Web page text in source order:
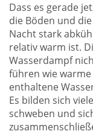
Dass es gerade
die Böden und
Nacht stark
relativ warm ist.
Wasserdampf
führen wie
enthaltene
Es bilden sich
schweben und